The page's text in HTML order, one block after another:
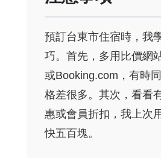
預訂台東市住宿時，我
巧。首先，多用比價網
或Booking.com，有時
格差很多。其次，看看
惠或會員折扣，我上次
快五百塊。